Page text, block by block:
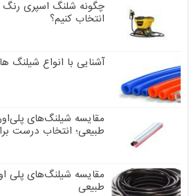
چگونه شلنگ اسپری رنگ
انتخاب کنیم؟
آشنایی با انواع شیلنگ
مقایسه شیلنگ‌های
طبیعی؛ انتخاب درست
مقایسه شیلنگ‌های پلی
طبیعی